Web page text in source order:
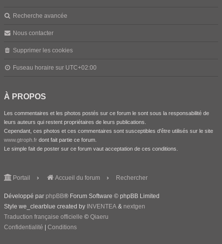
Recherche avancée
Nous contacter
Supprimer les cookies
Fuseau horaire sur UTC+02:00
À PROPOS
Les commentaires et les photos postés sur ce forum le sont sous la responsabilité de
leurs auteurs qui restent propriétaires de leurs publications.
Cependant, ces photos et ces commentaires sont susceptibles d'être utilisés sur le site
www.gtroph.fr dont fait partie ce forum.
Le simple fait de poster sur ce forum vaut acceptation de ces conditions.
Portail Accueil du forum Rechercher
Développé par phpBB® Forum Software © phpBB Limited
Style we_clearblue created by INVENTEA & nextgen
Traduction française officielle © Qiaeru
Confidentialité
Conditions